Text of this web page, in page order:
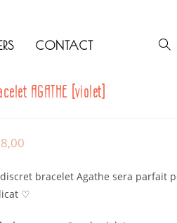
CONTACT
AGATHE [violet]
bracelet Agathe sera parfait
♡